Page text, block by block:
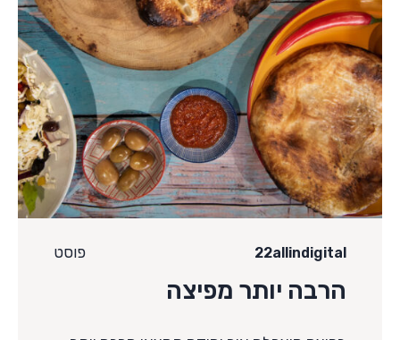
22allindigital פוסט
הרבה יותר מפיצה